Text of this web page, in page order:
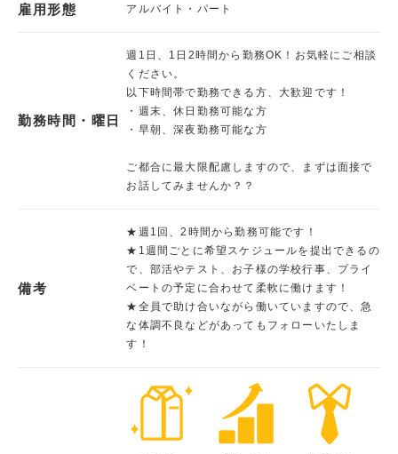
雇用形態 アルバイト・パート
勤務時間・曜日
週1日、1日2時間から勤務OK！お気軽にご相談
ください。
以下時間帯で勤務できる方、大歓迎です！
・週末、休日勤務可能な方
・早朝、深夜勤務可能な方
ご都合に最大限配慮しますので、まずは面接で
お話してみませんか？？
備考
★週1回、2時間から勤務可能です！
★1週間ごとに希望スケジュールを提出できるの
で、部活やテスト、お子様の学校行事、プライ
ベートの予定に合わせて柔軟に働けます！
★全員で助け合いながら働いていますので、急
な体調不良などがあってもフォローいたしま
す！